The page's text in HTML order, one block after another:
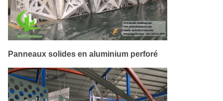
Panneaux solides en aluminium perforé